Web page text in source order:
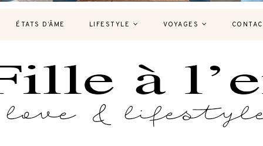
ÉTATS D’ÂME LIFESTYLE VOYAGES